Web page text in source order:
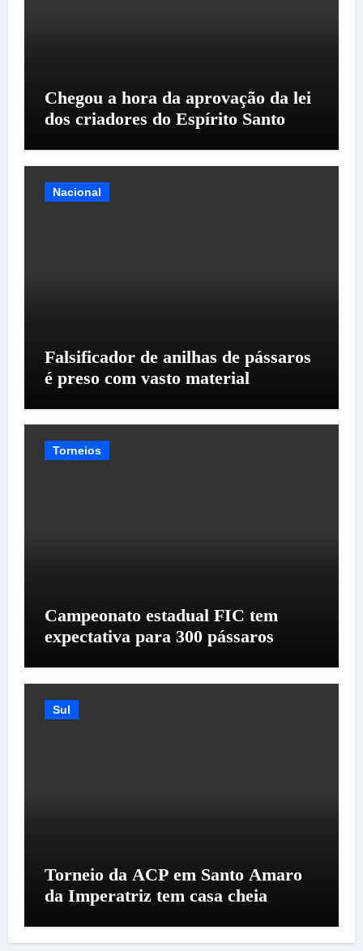
Chegou a hora da aprovação da lei
dos criadores do Espírito Santo
Nacional
Falsificador de anilhas de pássaros
é preso com vasto material
Torneios
Campeonato estadual FIC tem
expectativa para 300 pássaros
Sul
Torneio da ACP em Santo Amaro
da Imperatriz tem casa cheia